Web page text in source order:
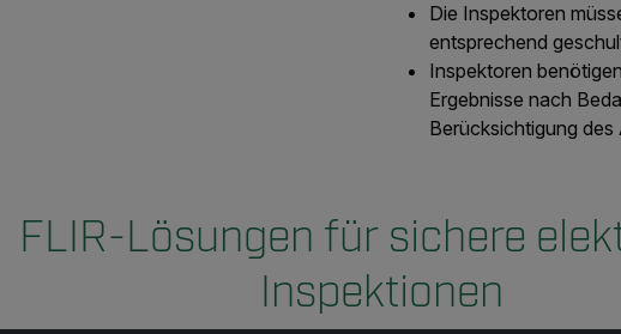
Die Inspektoren
entsprechend
Inspektoren
Ergebnisse nach
Berücksichtigung
FLIR-Lösungen für sichere
Inspektionen